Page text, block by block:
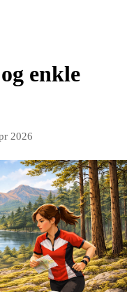
enkle
2026